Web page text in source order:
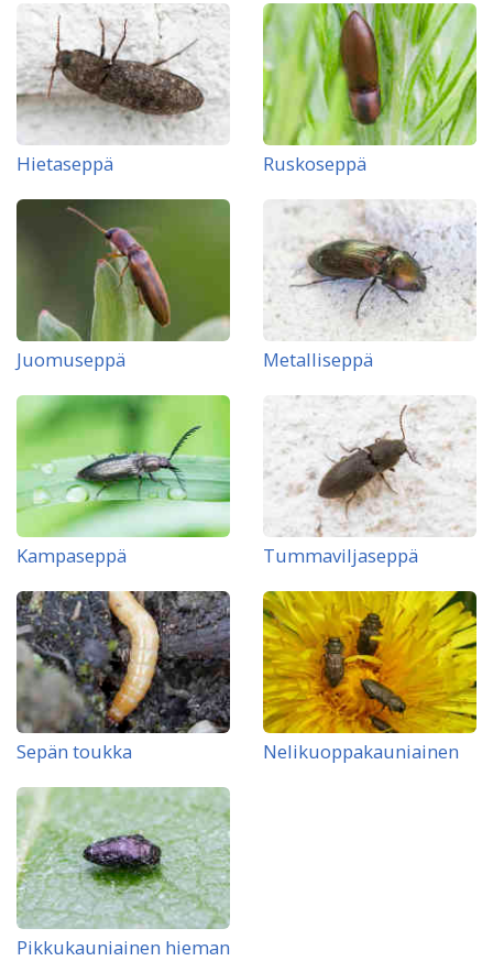
Hietaseppä Ruskoseppä
Juomuseppä Metalliseppä
Kampaseppä Tummaviljaseppä
Sepän toukka Nelikuoppakauniainen
Pikkukauniainen hieman